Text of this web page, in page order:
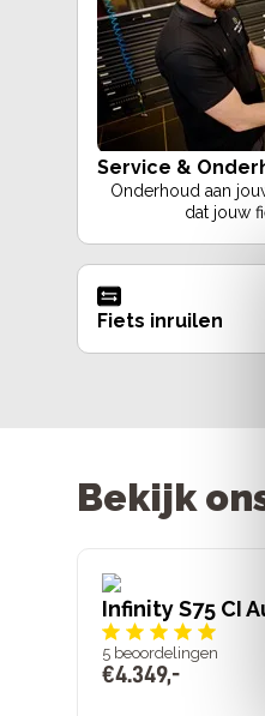
Service &
Onderhoud aan
dat jouw
Fiets inruilen
Bekijk
Infinity S75 CI
5 beoordelingen
€4.349,-